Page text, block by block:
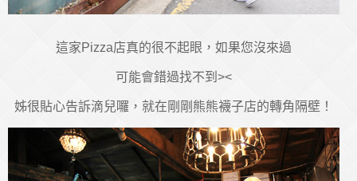
這家Pizza店真的很不起眼，如果您沒來過
可能會錯過找不到><
姊很貼心告訴滴兒囉，就在剛剛熊熊襪子店的轉角隔壁！